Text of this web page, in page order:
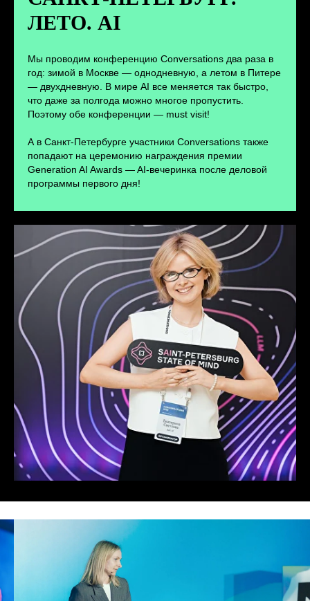
ЛЕТО. AI
Мы проводим конференцию Conversations два раза в
год: зимой в Москве — однодневную, а летом в Питере
— двухдневную. В мире AI все меняется так быстро,
что даже за полгода можно многое пропустить.
Поэтому обе конференции — must visit!
А в Санкт-Петербурге участники Conversations также
попадают на церемонию награждения премии
Generation AI Awards — AI-вечеринка после деловой
программы первого дня!